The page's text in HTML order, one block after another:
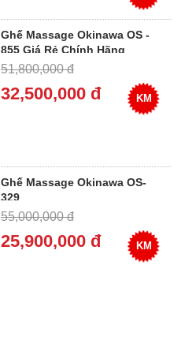
Ghế Massage Okinawa OS -
855 Giá Rẻ Chính Hãng
51,800,000 đ
32,500,000 đ KM
Ghế Massage Okinawa OS-
329
55,000,000 đ
25,900,000 đ KM